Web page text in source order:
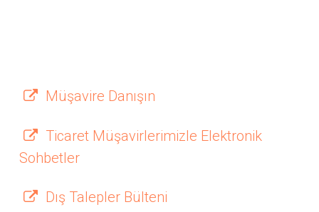
Müşavire Danışın
Ticaret Müşavirlerimizle Elektronik
Sohbetler
Dış Talepler Bülteni